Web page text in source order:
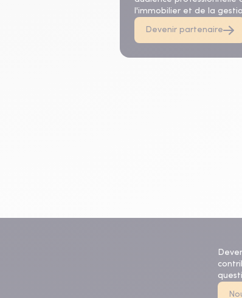
l'immobilier et de la
Devenir partenaire